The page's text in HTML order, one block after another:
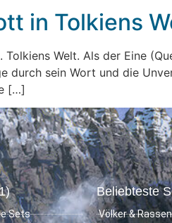
in Tolkiens
Welt. Als der Eine
durch sein Wort und die
[…]
Sets
Beliebteste
Völker & Rassen